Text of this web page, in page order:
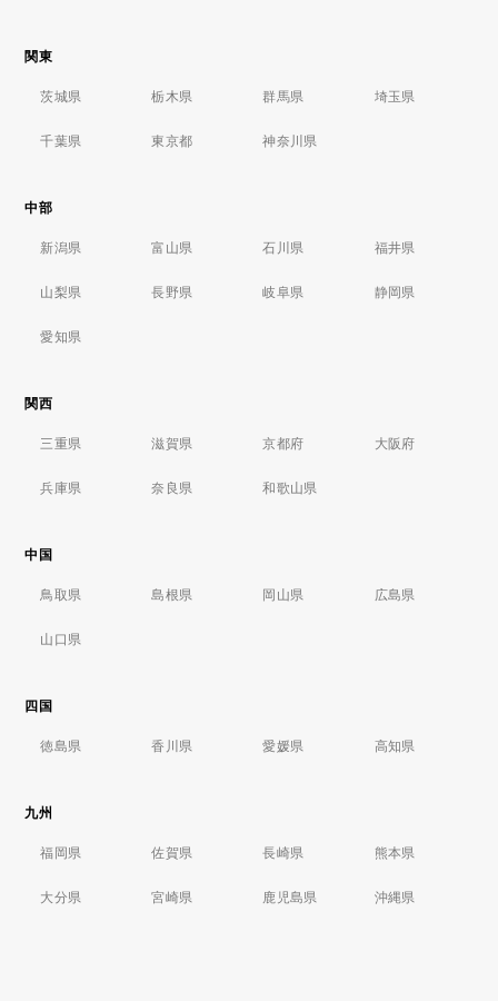
関東
茨城県 栃木県 群馬県 埼玉県
千葉県 東京都 神奈川県
中部
新潟県 富山県 石川県 福井県
山梨県 長野県 岐阜県 静岡県
愛知県
関西
三重県 滋賀県 京都府 大阪府
兵庫県 奈良県 和歌山県
中国
鳥取県 島根県 岡山県 広島県
山口県
四国
徳島県 香川県 愛媛県 高知県
九州
福岡県 佐賀県 長崎県 熊本県
大分県 宮崎県 鹿児島県 沖縄県